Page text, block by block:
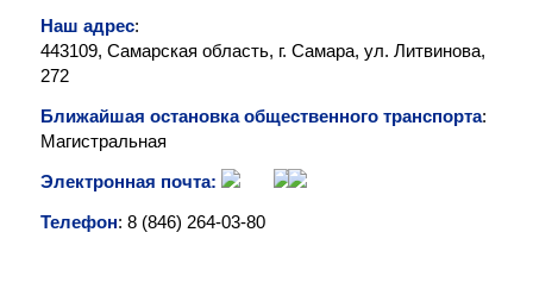
Наш адрес:
443109, Самарская область, г. Самара, ул. Литвинова,
272
Ближайшая остановка общественного транспорта:
Магистральная
Электронная почта:
Телефон: 8 (846) 264-03-80